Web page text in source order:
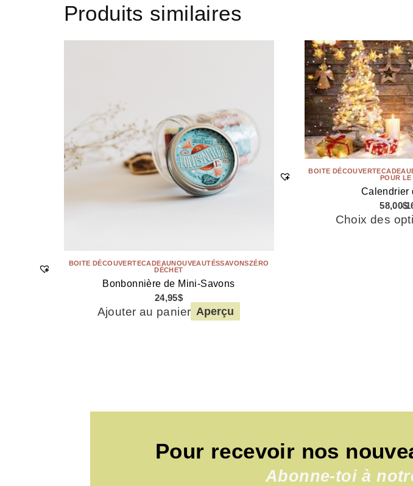
Produits similaires
BOITE DÉCOUVERTECADEAUNOUVEAUTÉSSAVONSZÉRO
DÉCHET
Bonbonnière de Mini-Savons
24,95$
Ajouter au panier Aperçu
BOITE DÉCOUVERTECADEAU
POUR LE
Calendrier
58,00$
Choix des
Pour recevoir nos
Abonne-toi à